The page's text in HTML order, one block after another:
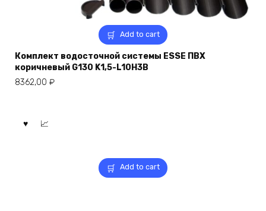
Add to cart
Комплект водосточной системы ESSE ПВХ
коричневый G130 K1,5-L10H3B
8362,00 ₽
Add to cart